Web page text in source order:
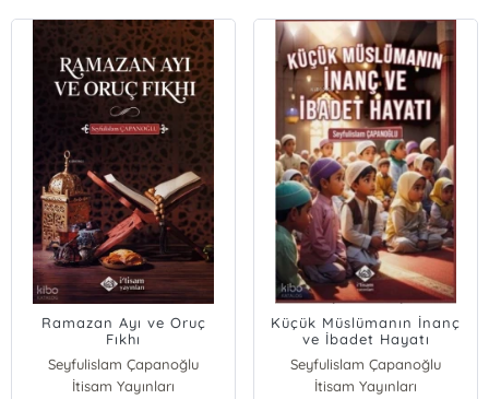
Ramazan Ayı ve Oruç
Fıkhı
Seyfulislam Çapanoğlu
İtisam Yayınları
Küçük Müslümanın İnanç
ve İbadet Hayatı
Seyfulislam Çapanoğlu
İtisam Yayınları